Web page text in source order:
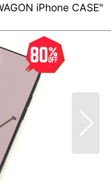
iPhone CASE"